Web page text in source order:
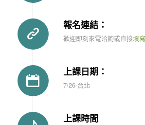
報名連結：
歡迎即刻來電洽詢或直接填
上課日期：
7/26-台北
上課時間